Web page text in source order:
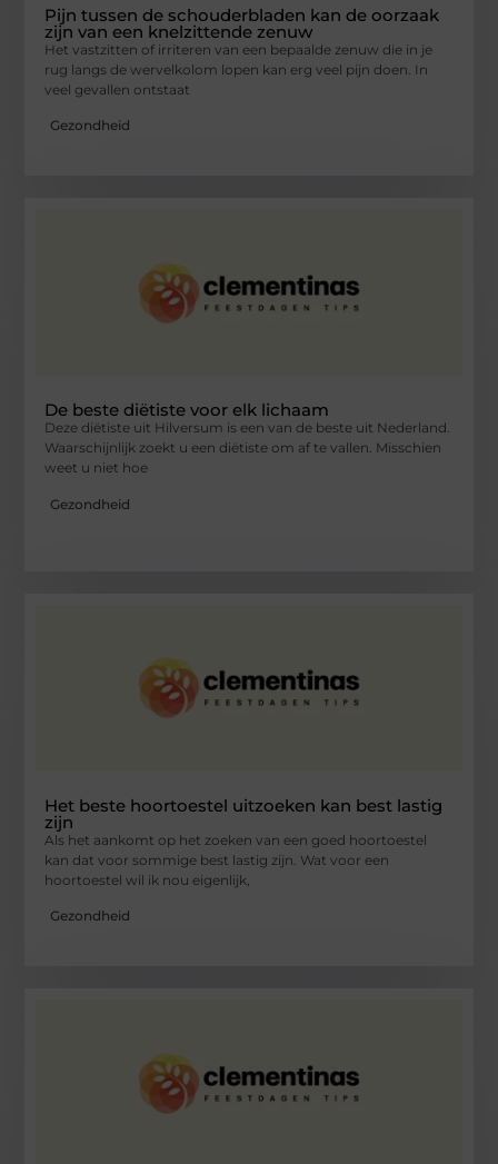
Pijn tussen de schouderbladen kan de oorzaak
zijn van een knelzittende zenuw
Het vastzitten of irriteren van een bepaalde zenuw die in je
rug langs de wervelkolom lopen kan erg veel pijn doen. In
veel gevallen ontstaat
Gezondheid
De beste diëtiste voor elk lichaam
Deze diëtiste uit Hilversum is een van de beste uit Nederland.
Waarschijnlijk zoekt u een diëtiste om af te vallen. Misschien
weet u niet hoe
Gezondheid
Het beste hoortoestel uitzoeken kan best lastig
zijn
Als het aankomt op het zoeken van een goed hoortoestel
kan dat voor sommige best lastig zijn. Wat voor een
hoortoestel wil ik nou eigenlijk,
Gezondheid